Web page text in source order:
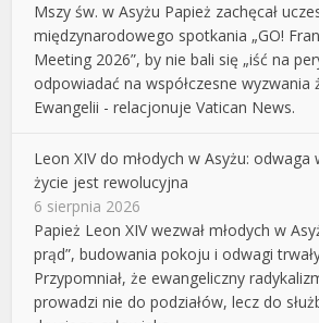
Mszy św. w Asyżu Papież zachęcał
międzynarodowego spotkania „GO!
Meeting 2026”, by nie bali się „iść na
odpowiadać na współczesne wyzwania
Ewangelii - relacjonuje Vatican News.
Leon XIV do młodych w Asyżu: odwaga
życie jest rewolucyjna
6 sierpnia 2026
Papież Leon XIV wezwał młodych w
prąd”, budowania pokoju i odwagi
Przypomniał, że ewangeliczny
prowadzi nie do podziałów, lecz do